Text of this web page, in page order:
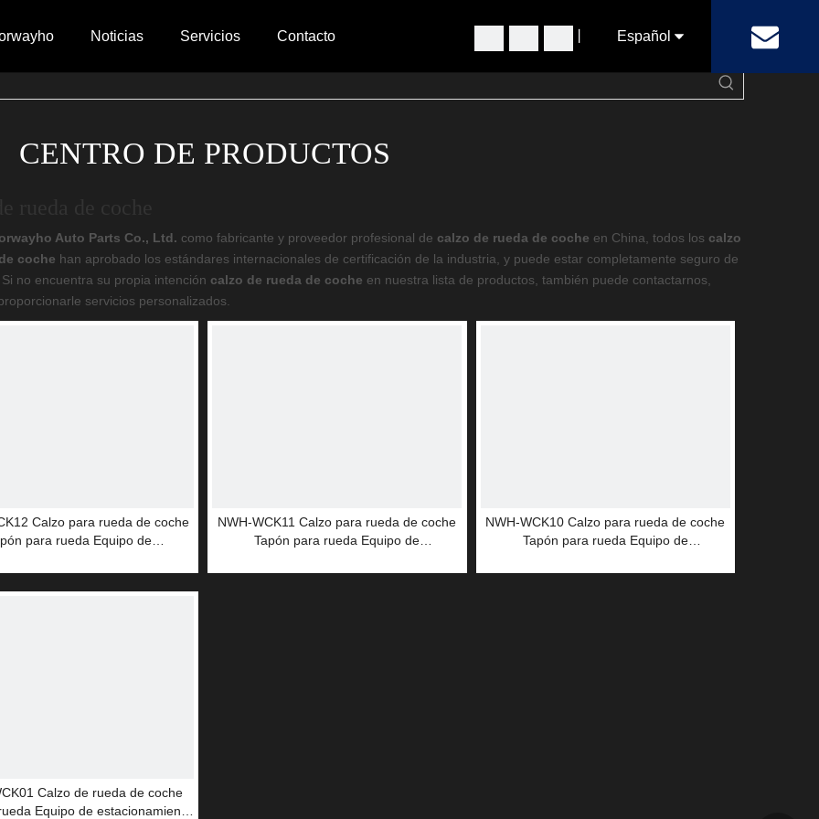
Noticias Servicios Contacto Español
coche
CENTRO DE PRODUCTOS
Auto Parts Co., Ltd. como fabricante y proveedor profesional de calzo de rueda de coche en China, todos los calzo
coche han aprobado los estándares internacionales de certificación de la industria, y puede estar completamente seguro de
no encuentra su propia intención calzo de rueda de coche en nuestra lista de productos, también puede contactarnos,
servicios personalizados.
Calzo para rueda de coche
para rueda Equipo de
necesario para minería
NWH-WCK11 Calzo para rueda de coche
Tapón para rueda Equipo de
necesario para minería
NWH-WCK10 Calzo para rueda de coche
Tapón para rueda Equipo de
necesario para minería
Calzo de rueda de coche
Equipo de estacionamiento